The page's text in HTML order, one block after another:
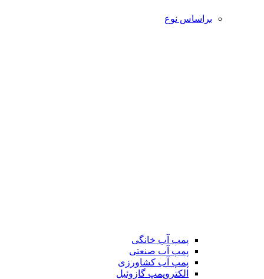
براساس نوع
پمپ آب خانگی
پمپ آب صنعتی
پمپ آب کشاورزی
الکتروپمپ گازوئیل